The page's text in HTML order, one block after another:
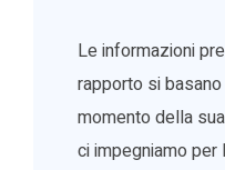
Le informazioni
rapporto si
momento della
ci impegniamo